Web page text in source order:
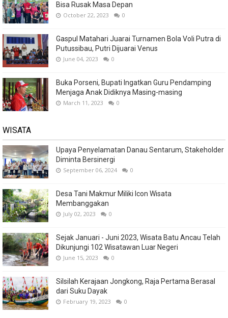
Bisa Rusak Masa Depan
October 22, 2023 0
Gaspul Matahari Juarai Turnamen Bola Voli Putra di
Putussibau, Putri Dijuarai Venus
June 04, 2023 0
Buka Porseni, Bupati Ingatkan Guru Pendamping
Menjaga Anak Didiknya Masing-masing
March 11, 2023 0
WISATA
Upaya Penyelamatan Danau Sentarum, Stakeholder
Diminta Bersinergi
September 06, 2024 0
Desa Tani Makmur Miliki Icon Wisata
Membanggakan
July 02, 2023 0
Sejak Januari - Juni 2023, Wisata Batu Ancau Telah
Dikunjungi 102 Wisatawan Luar Negeri
June 15, 2023 0
Silsilah Kerajaan Jongkong, Raja Pertama Berasal
dari Suku Dayak
February 19, 2023 0